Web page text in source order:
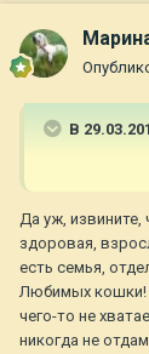
В
Да уж,
здоровая,
есть семья,
Любимых кошки!
чего-то не
никогда не